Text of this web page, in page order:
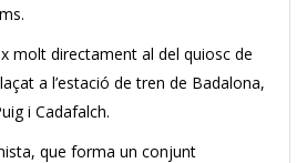
molt directament al del quiosc de
a l’estació de tren de Badalona,
i Cadafalch.
que forma un conjunt